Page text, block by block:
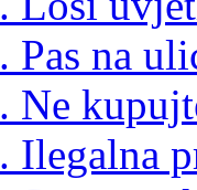
Pas na
Ne
Ilegalna